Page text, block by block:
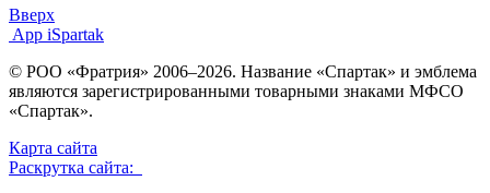
Вверх
App iSpartak
© РОО «Фратрия» 2006–2026. Название «Спартак» и эмблема
являются зарегистрированными товарными знаками МФСО
«Спартак».
Карта сайта
Раскрутка сайта: